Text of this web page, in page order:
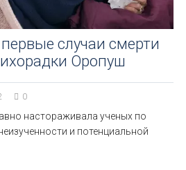
случаи смерти
Оропуш
0
настораживала ученых по
и потенциальной